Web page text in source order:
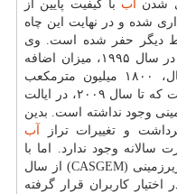
شدن آب با كیفیت پایین از
شده و در نهایت این چاه
دیگر حفر شده است. وی
اشاره كرد: طبق مطالعات انجام شده در سال ۱۹۹۵، میزان اضافه
زیرزمینی در این سال، ۱۸۰۰ میلیون مترمكعب
تخمین زده شده است. لازم به ذكر است كه تا سال ۲۰۰۹، در ایالت
وجود نداشته است. بدین
و تغییرات تراز آب
وجود ندارد. اما با
زیرزمینی (CASGEM) از سال
اختیار كاربران قرار گرفته